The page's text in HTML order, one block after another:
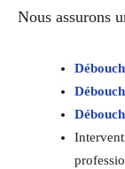
Nous assurons